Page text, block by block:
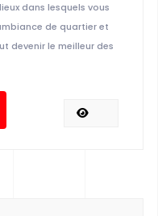
dans lesquels vous
de quartier et
devenir le meilleur des